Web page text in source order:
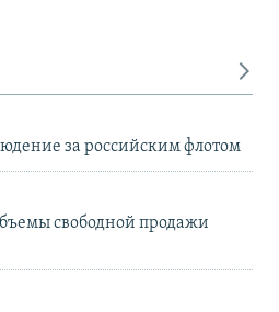
за российским флотом
свободной продажи